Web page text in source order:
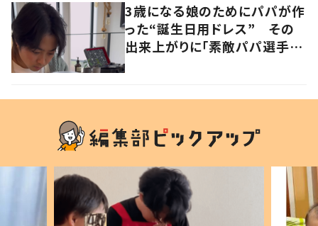
3歳になる娘のためにパパが作
った“誕生日用ドレス” その
出来上がりに「素敵パパ選手権